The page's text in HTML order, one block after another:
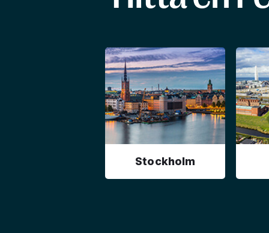
Stockholm